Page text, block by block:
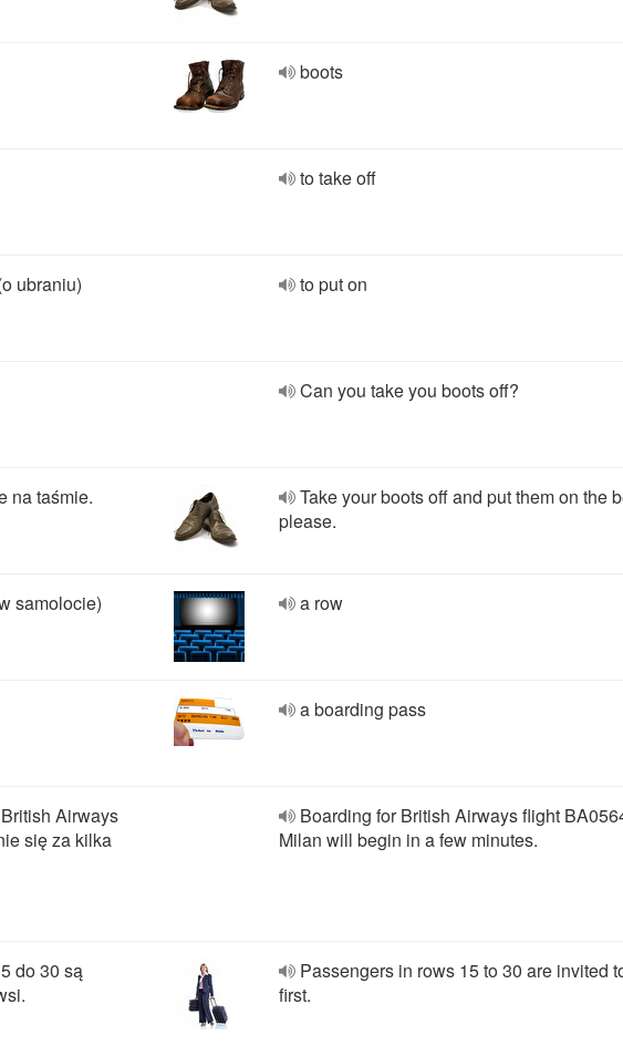
boots
to take off
ubraniu) to put on
Can you take you boots off?
na taśmie.
Take your boots off and put them on the
please.
samolocie) a row
a boarding pass
Airways
się za kilka
Boarding for British Airways flight
Milan will begin in a few minutes.
do 30 są
Passengers in rows 15 to 30 are invited
first.